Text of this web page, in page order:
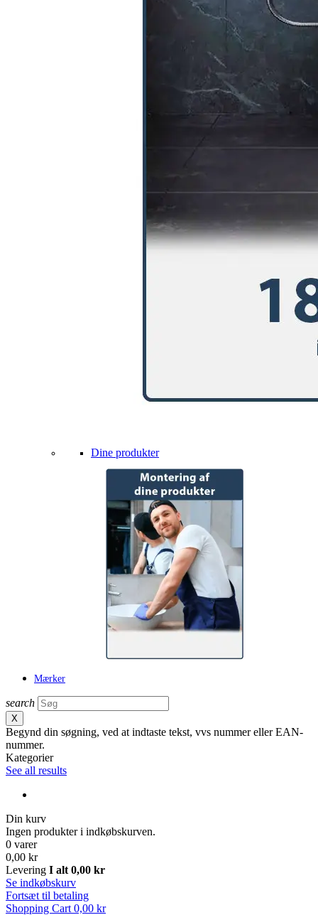
Dine produkter
Mærker
search
X
Begynd din søgning, ved at indtaste tekst, vvs nummer eller EAN-
nummer.
Kategorier
See all results
Din kurv
Ingen produkter i indkøbskurven.
0 varer
0,00 kr
Levering I alt 0,00 kr
Se indkøbskurv
Fortsæt til betaling
Shopping Cart 0,00 kr